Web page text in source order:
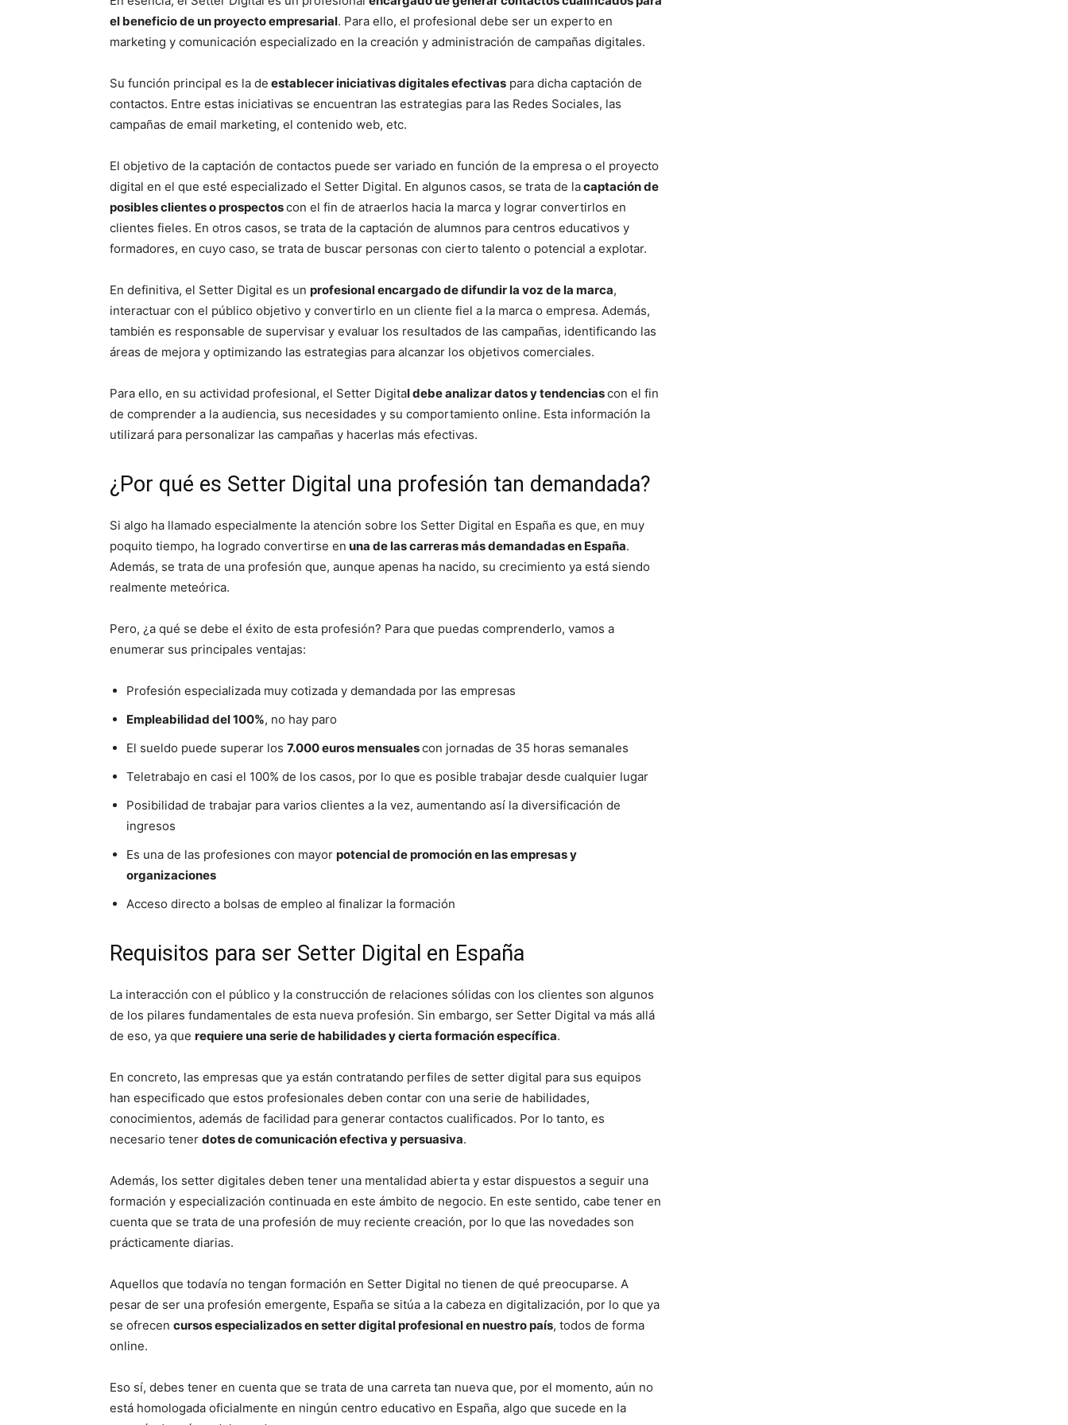
el beneficio de un proyecto empresarial. Para ello, el profesional debe ser un experto en
marketing y comunicación especializado en la creación y administración de campañas digitales.
Su función principal es la de establecer iniciativas digitales efectivas para dicha captación de
contactos. Entre estas iniciativas se encuentran las estrategias para las Redes Sociales, las
campañas de email marketing, el contenido web, etc.
El objetivo de la captación de contactos puede ser variado en función de la empresa o el proyecto
digital en el que esté especializado el Setter Digital. En algunos casos, se trata de lacaptación de
posibles clientes o prospectoscon el fin de atraerlos hacia la marca y lograr convertirlos en
clientes fieles. En otros casos, se trata de la captación de alumnos para centros educativos y
formadores, en cuyo caso, se trata de buscar personas con cierto talento o potencial a explotar.
En definitiva, el Setter Digital es un profesional encargado de difundir la voz de la marca,
interactuar con el público objetivo y convertirlo en un cliente fiel a la marca o empresa. Además,
también es responsable de supervisar y evaluar los resultados de las campañas, identificando las
áreas de mejora y optimizando las estrategias para alcanzar los objetivos comerciales.
Para ello, en su actividad profesional, el Setter Digital debe analizar datos y tendenciascon el fin
de comprender a la audiencia, sus necesidades y su comportamiento online. Esta información la
utilizará para personalizar las campañas y hacerlas más efectivas.
¿Por qué es Setter Digital una profesión tan demandada?
Si algo ha llamado especialmente la atención sobre los Setter Digital en España es que, en muy
poquito tiempo, ha logrado convertirse en una de las carreras más demandadas en España.
Además, se trata de una profesión que, aunque apenas ha nacido, su crecimiento ya está siendo
realmente meteórica.
Pero, ¿a qué se debe el éxito de esta profesión? Para que puedas comprenderlo, vamos a
enumerar sus principales ventajas:
Profesión especializada muy cotizada y demandada por las empresas
Empleabilidad del 100%, no hay paro
El sueldo puede superar los 7.000 euros mensualescon jornadas de 35 horas semanales
Teletrabajo en casi el 100% de los casos, por lo que es posible trabajar desde cualquier lugar
Posibilidad de trabajar para varios clientes a la vez, aumentando así la diversificación de
ingresos
Es una de las profesiones con mayor potencial de promoción en las empresas y
organizaciones
Acceso directo a bolsas de empleo al finalizar la formación
Requisitos para ser Setter Digital en España
La interacción con el público y la construcción de relaciones sólidas con los clientes son algunos
de los pilares fundamentales de esta nueva profesión. Sin embargo, ser Setter Digital va más allá
de eso, ya que requiere una serie de habilidades y cierta formación específica.
En concreto, las empresas que ya están contratando perfiles de setter digital para sus equipos
han especificado que estos profesionales deben contar con una serie de habilidades,
conocimientos, además de facilidad para generar contactos cualificados. Por lo tanto, es
necesario tener dotes de comunicación efectiva y persuasiva.
Además, los setter digitales deben tener una mentalidad abierta y estar dispuestos a seguir una
formación y especialización continuada en este ámbito de negocio. En este sentido, cabe tener en
cuenta que se trata de una profesión de muy reciente creación, por lo que las novedades son
prácticamente diarias.
Aquellos que todavía no tengan formación en Setter Digital no tienen de qué preocuparse. A
pesar de ser una profesión emergente, España se sitúa a la cabeza en digitalización, por lo que ya
se ofrecen cursos especializados en setter digital profesional en nuestro país, todos de forma
online.
Eso sí, debes tener en cuenta que se trata de una carreta tan nueva que, por el momento, aún no
está homologada oficialmente en ningún centro educativo en España, algo que sucede en la